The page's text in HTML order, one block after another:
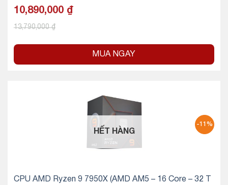
10,890,000 ₫
13,790,000₫
MUA NGAY
-11%
HẾT HÀNG
CPU AMD Ryzen 9 7950X (AMD AM5 – 16 Core – 32 T